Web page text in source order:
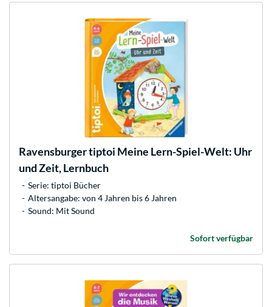
Ravensburgertiptoi Meine Lern-Spiel-Welt: Uhr
und Zeit, Lernbuch
Serie: tiptoi Bücher
Altersangabe: von 4 Jahren bis 6 Jahren
Sound: Mit Sound
Sofort verfügbar